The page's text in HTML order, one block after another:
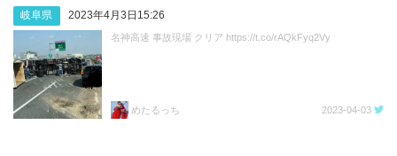
岐阜県 2023年4月3日15:26
名神高速 事故現場 クリア https://t.co/rAQkFyq2Vy
めたるっち 2023-04-03